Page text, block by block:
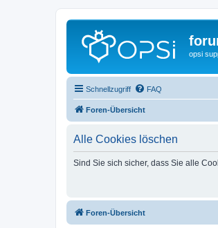
opsi
Schnellzugriff FAQ
Foren-Übersicht
Alle Cookies löschen
Sind Sie sich sicher, dass Sie alle
Foren-Übersicht